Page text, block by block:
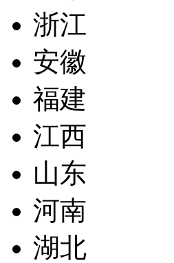
浙江
安徽
福建
江西
山东
河南
湖北